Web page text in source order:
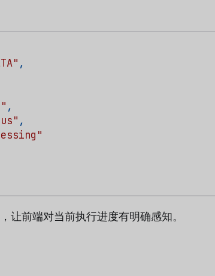
,
,
,
让前端对当前执行进度有明确感知。